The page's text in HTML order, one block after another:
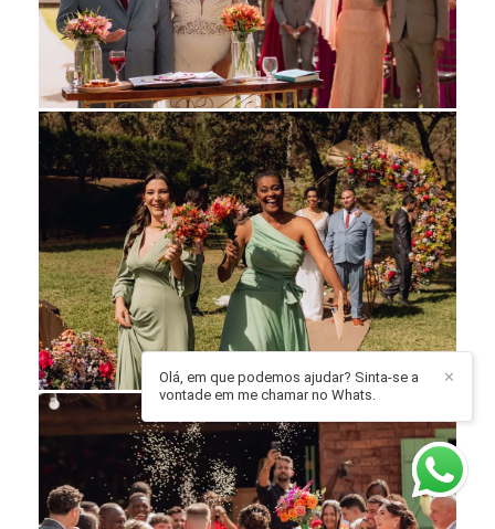
✕
Olá, em que podemos ajudar? Sinta-se a
vontade em me chamar no Whats.